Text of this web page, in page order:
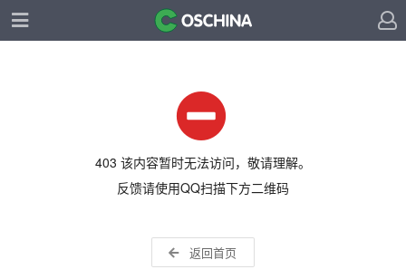
403 该内容暂时无法访问，敬请理解。
反馈请使用QQ扫描下方二维码
返回首页